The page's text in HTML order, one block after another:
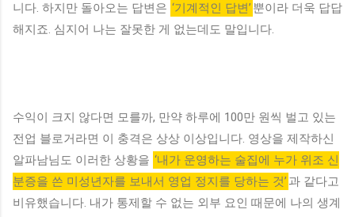
니다. 하지만 돌아오는 답변은 ‘기계적인 답변’ 뿐이라 더욱 답답
해지죠. 심지어 나는 잘못한 게 없는데도 말입니다.
수익이 크지 않다면 모를까, 만약 하루에 100만 원씩 벌고 있는
전업 블로거라면 이 충격은 상상 이상입니다. 영상을 제작하신
알파남님도 이러한 상황을 ‘내가 운영하는 술집에 누가 위조 신
분증을 쓴 미성년자를 보내서 영업 정지를 당하는 것’ 과 같다고
비유했습니다. 내가 통제할 수 없는 외부 요인 때문에 나의 생계